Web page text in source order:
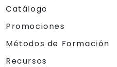
Catálogo
Promociones
Métodos de Formación
Recursos